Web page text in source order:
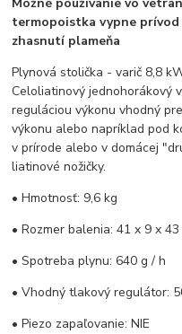
termopoistka vypne
zhasnutí plameňa
Plynová stolička - varič 8,8
Celoliatinový jednohorákový
reguláciou výkonu vhodný
výkonu alebo napríklad pod
v prírode alebo v domácej
liatinové nožičky.
• Hmotnosť: 9,6 kg
• Rozmer balenia: 41 x 9 x 43
• Spotreba plynu: 640 g / h
• Vhodný tlakový regulátor:
• Piezo zapaľovanie: NIE